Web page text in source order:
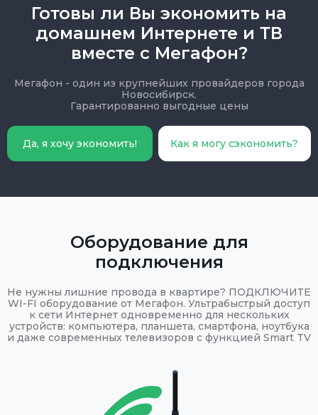
Готовы ли Вы экономить на
домашнем Интернете и ТВ
вместе с Мегафон?
Мегафон - один из крупнейших провайдеров города
Новосибирск.
Гарантированно выгодные цены
Да, я хочу экономить! Как я могу сэкономить?
Оборудование для
подключения
Не нужны лишние провода в квартире? ПОДКЛЮЧИТЕ
WI-FI оборудование от Мегафон. Ультрабыстрый доступ
к сети Интернет одновременно для нескольких
устройств: компьютера, планшета, смартфона, ноутбука
и даже современных телевизоров с функцией Smart TV